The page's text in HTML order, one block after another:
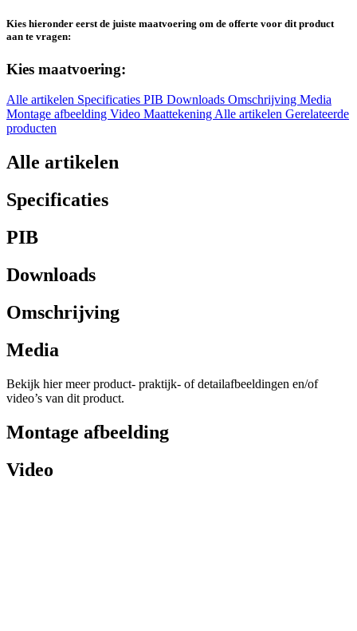
Kies hieronder eerst de juiste maatvoering om de offerte voor dit product
aan te vragen:
Kies maatvoering:
Alle artikelen Specificaties PIB Downloads Omschrijving Media
Montage afbeelding Video MaattekeningAlle artikelen Gerelateerde
producten
Alle artikelen
Specificaties
PIB
Downloads
Omschrijving
Media
Bekijk hier meer product- praktijk- of detailafbeeldingen en/of
video’s van dit product.
Montage afbeelding
Video